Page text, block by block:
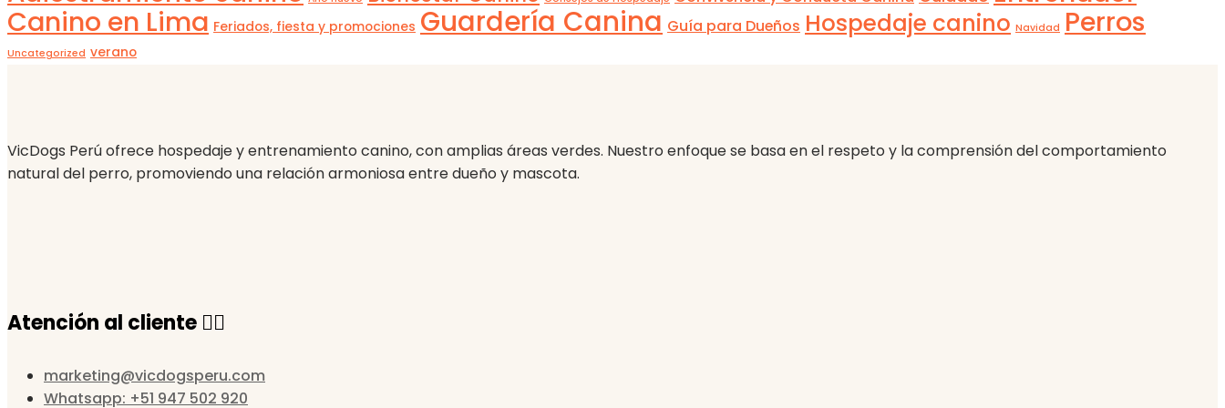
Canino en Lima Feriados, fiesta y promociones Guardería Canina Guía para Dueños Hospedaje canino Navidad Perros
Uncategorized verano
VicDogs Perú ofrece hospedaje y entrenamiento canino, con amplias áreas verdes. Nuestro enfoque se basa en el respeto y la comprensión del comportamiento
natural del perro, promoviendo una relación armoniosa entre dueño y mascota.
Atención al cliente 🙋‍♀️
marketing@vicdogsperu.com
Whatsapp: +51 947 502 920